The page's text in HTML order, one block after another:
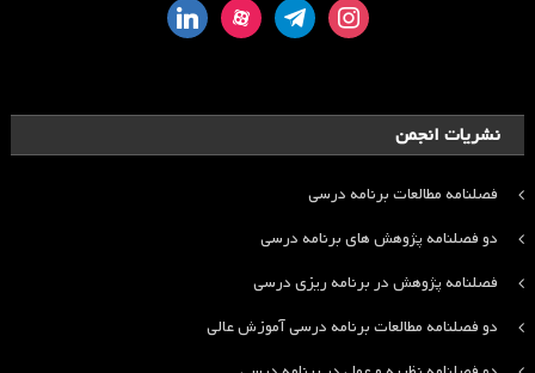
instagram
telegram
aparat
linkedin
نشریات انجمن
فصلنامه مطالعات برنامه درسی
دو فصلنامه پژوهش های برنامه درسی
فصلنامه پژوهش در برنامه ریزی درسی
دو فصلنامه مطالعات برنامه درسی آموزش عالی